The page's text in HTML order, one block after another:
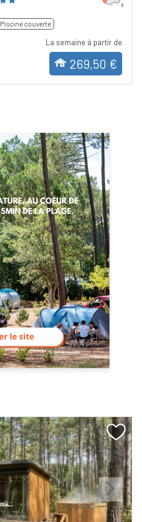
Piscine couverte
La semaine à partir de
269,50 €
Next